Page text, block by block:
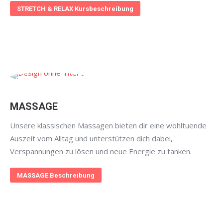
STRETCH & RELAX Kursbeschreibung
MASSAGE
Unsere klassischen Massagen bieten dir eine wohltuende
Auszeit vom Alltag und unterstützen dich dabei,
Verspannungen zu lösen und neue Energie zu tanken.
MASSAGE Beschreibung